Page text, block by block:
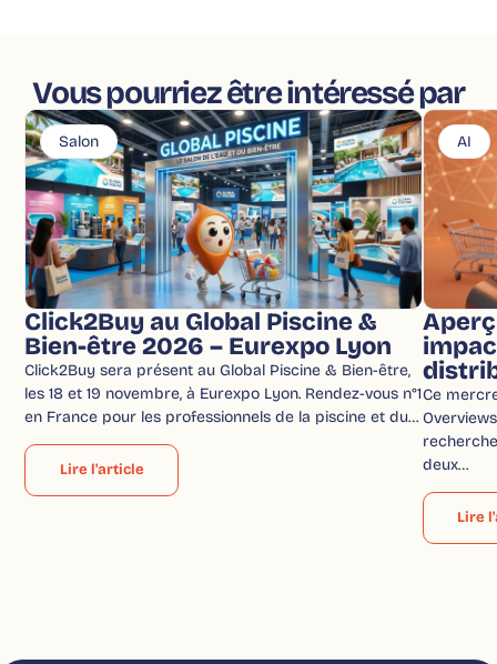
Vous pourriez être intéressé par
Salon
Click2Buy au Global Piscine &
Bien-être 2026 – Eurexpo Lyon
Click2Buy sera présent au Global Piscine & Bien-être,
les 18 et 19 novembre, à Eurexpo Lyon. Rendez-vous n°1
en France pour les professionnels de la piscine et du…
Lire l'article
AI
Ce
deux…
Lire